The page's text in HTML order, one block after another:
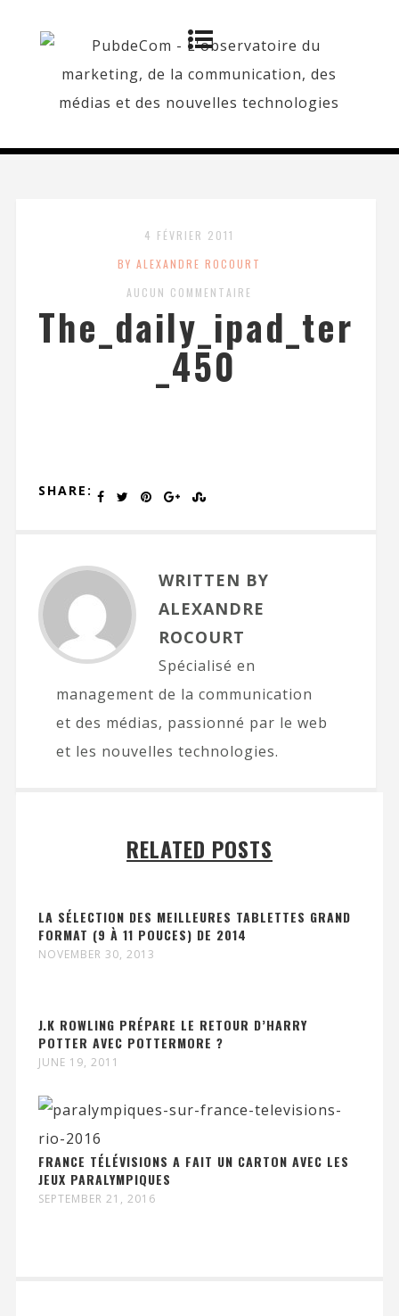
4 FÉVRIER 2011
BY ALEXANDRE ROCOURT
AUCUN COMMENTAIRE
The_daily_ipad_ter
_450
SHARE:
WRITTEN BY
ALEXANDRE
ROCOURT
Spécialisé en
management de la communication
et des médias, passionné par le web
et les nouvelles technologies.
RELATED POSTS
LA SÉLECTION DES MEILLEURES TABLETTES GRAND
FORMAT (9 À 11 POUCES) DE 2014
NOVEMBER 30, 2013
J.K ROWLING PRÉPARE LE RETOUR D’HARRY
POTTER AVEC POTTERMORE ?
JUNE 19, 2011
FRANCE TÉLÉVISIONS A FAIT UN CARTON AVEC LES
JEUX PARALYMPIQUES
SEPTEMBER 21, 2016